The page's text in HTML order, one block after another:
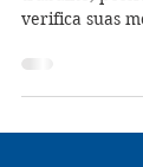
Quando você
trabalho,
verifica suas